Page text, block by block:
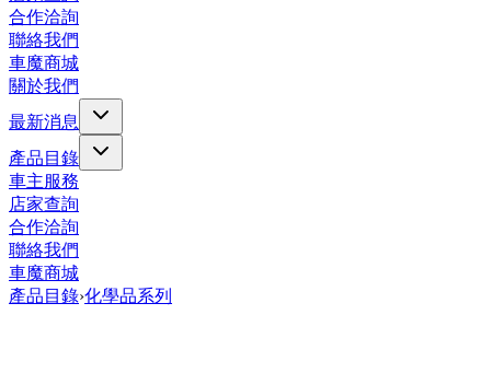
合作洽詢
聯絡我們
車魔商城
關於我們
最新消息
產品目錄
車主服務
店家查詢
合作洽詢
聯絡我們
車魔商城
產品目錄›化學品系列